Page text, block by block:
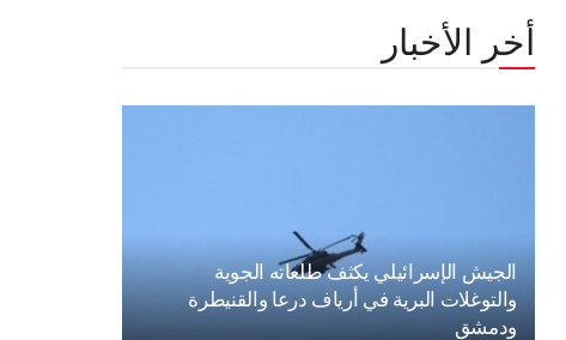
أخر الأخبار
الجيش الإسرائيلي يكثف طلعاته الجوية
والتوغلات البرية في أرياف درعا والقنيطرة
ودمشق